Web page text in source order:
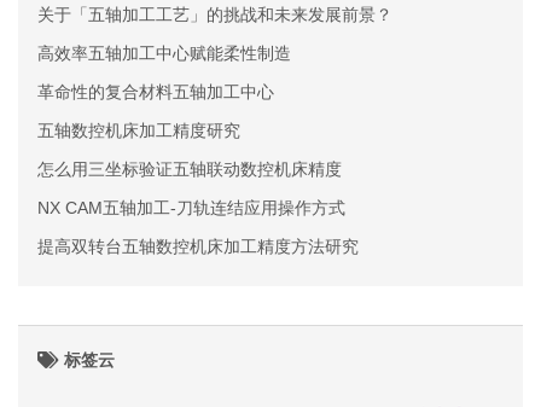
关于「五轴加工工艺」的挑战和未来发展前景？
高效率五轴加工中心赋能柔性制造
革命性的复合材料五轴加工中心
五轴数控机床加工精度研究
怎么用三坐标验证五轴联动数控机床精度
NX CAM五轴加工-刀轨连结应用操作方式
提高双转台五轴数控机床加工精度方法研究
标签云